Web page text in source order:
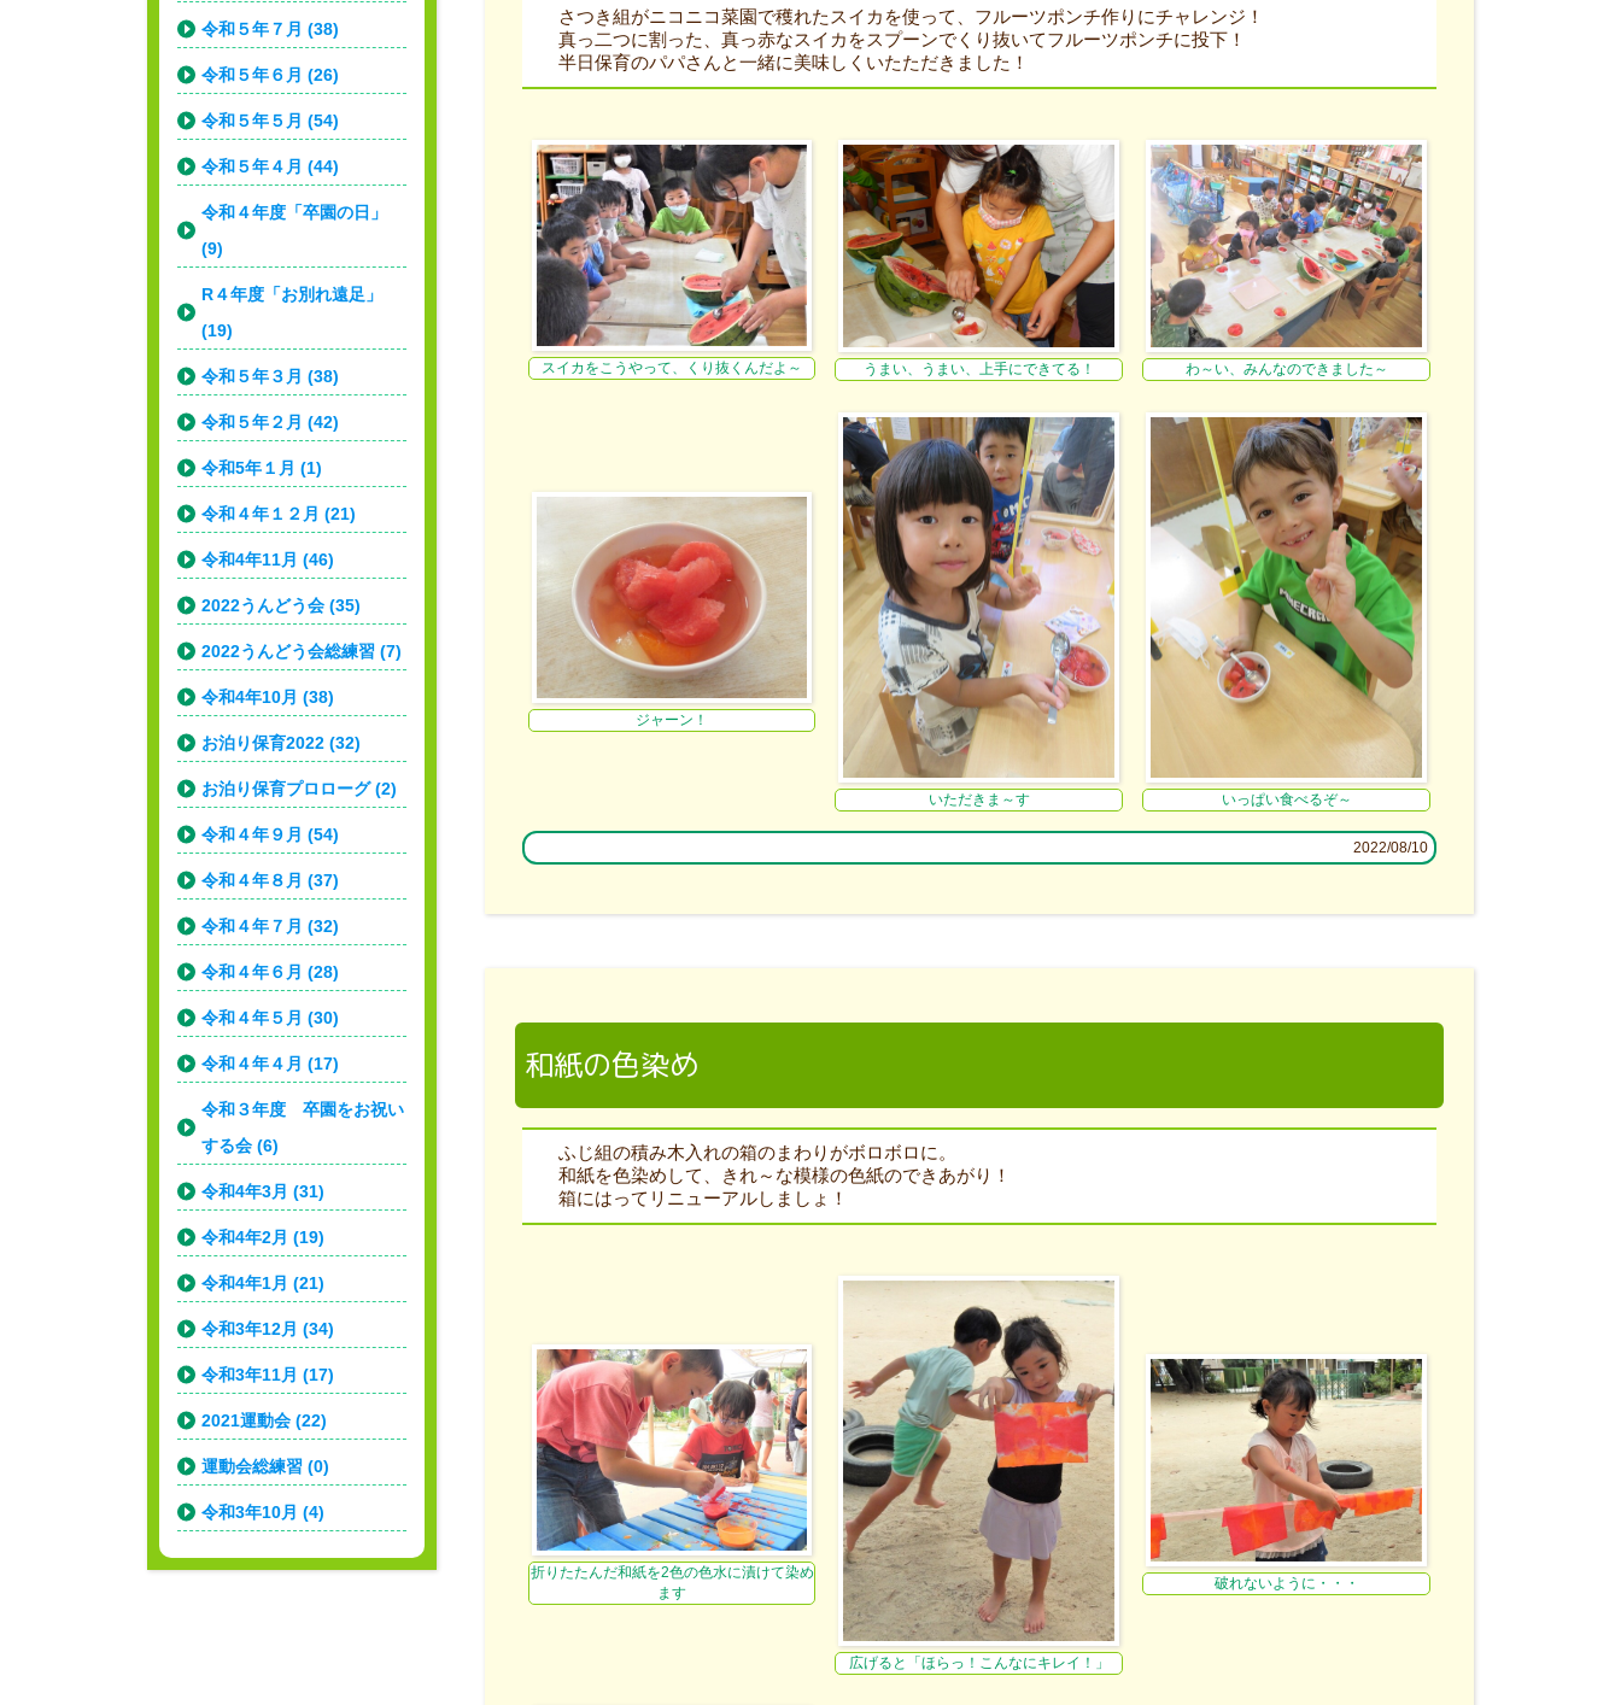
令和５年７月 (38)
令和５年６月 (26)
令和５年５月 (54)
令和５年４月 (44)
令和４年度「卒園の日」
(9)
R４年度「お別れ遠足」
(19)
令和５年３月 (38)
令和５年２月 (42)
令和5年１月 (1)
令和４年１２月 (21)
令和4年11月 (46)
2022うんどう会 (35)
2022うんどう会総練習 (7)
令和4年10月 (38)
お泊り保育2022 (32)
お泊り保育プロローグ (2)
令和４年９月 (54)
令和４年８月 (37)
令和４年７月 (32)
令和４年６月 (28)
令和４年５月 (30)
令和４年４月 (17)
令和３年度 卒園をお祝い
する会 (6)
令和4年3月 (31)
令和4年2月 (19)
令和4年1月 (21)
令和3年12月 (34)
令和3年11月 (17)
2021運動会 (22)
運動会総練習 (0)
令和3年10月 (4)
さつき組がニコニコ菜園で穫れたスイカを使って、フルーツポンチ作りにチャレンジ！
真っ二つに割った、真っ赤なスイカをスプーンでくり抜いてフルーツポンチに投下！
半日保育のパパさんと一緒に美味しくいたただきました！
スイカをこうやって、くり抜くんだよ～ うまい、うまい、上手にできてる！ わ～い、みんなのできました～
ジャーン！
いただきま～す いっぱい食べるぞ～
2022/08/10
和紙の色染め
ふじ組の積み木入れの箱のまわりがボロボロに。
和紙を色染めして、きれ～な模様の色紙のできあがり！
箱にはってリニューアルしましょ！
折りたたんだ和紙を2色の色水に漬けて染め
ます
広げると「ほらっ！こんなにキレイ！」
破れないように・・・